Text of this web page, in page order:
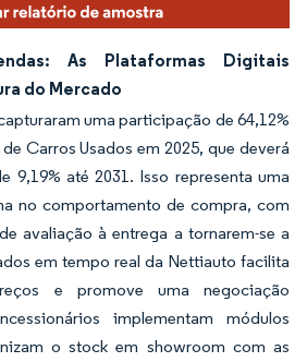
As Plataformas Digitais
do Mercado
uma participação de 64,12%
Carros Usados em 2025, que deverá
9,19% até 2031. Isso representa uma
no comportamento de compra, com
avaliação à entrega a tornarem-se a
em tempo real da Nettiauto facilita
e promove uma negociação
implementam módulos
o stock em showroom com as